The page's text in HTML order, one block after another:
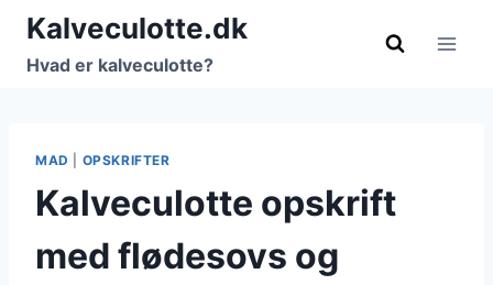
Fortsæt
indhold
Kalveculotte.dk
Hvad er kalveculotte?
MAD OPSKRIFTER
Kalveculotte opskrift
med flødesovs og